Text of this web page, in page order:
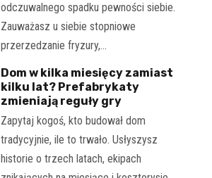
odczuwalnego spadku pewności siebie.
Zauważasz u siebie stopniowe
przerzedzanie fryzury,…
Dom w kilka miesięcy zamiast
kilku lat? Prefabrykaty
zmieniają reguły gry
Zapytaj kogoś, kto budował dom
tradycyjnie, ile to trwało. Usłyszysz
historie o trzech latach, ekipach